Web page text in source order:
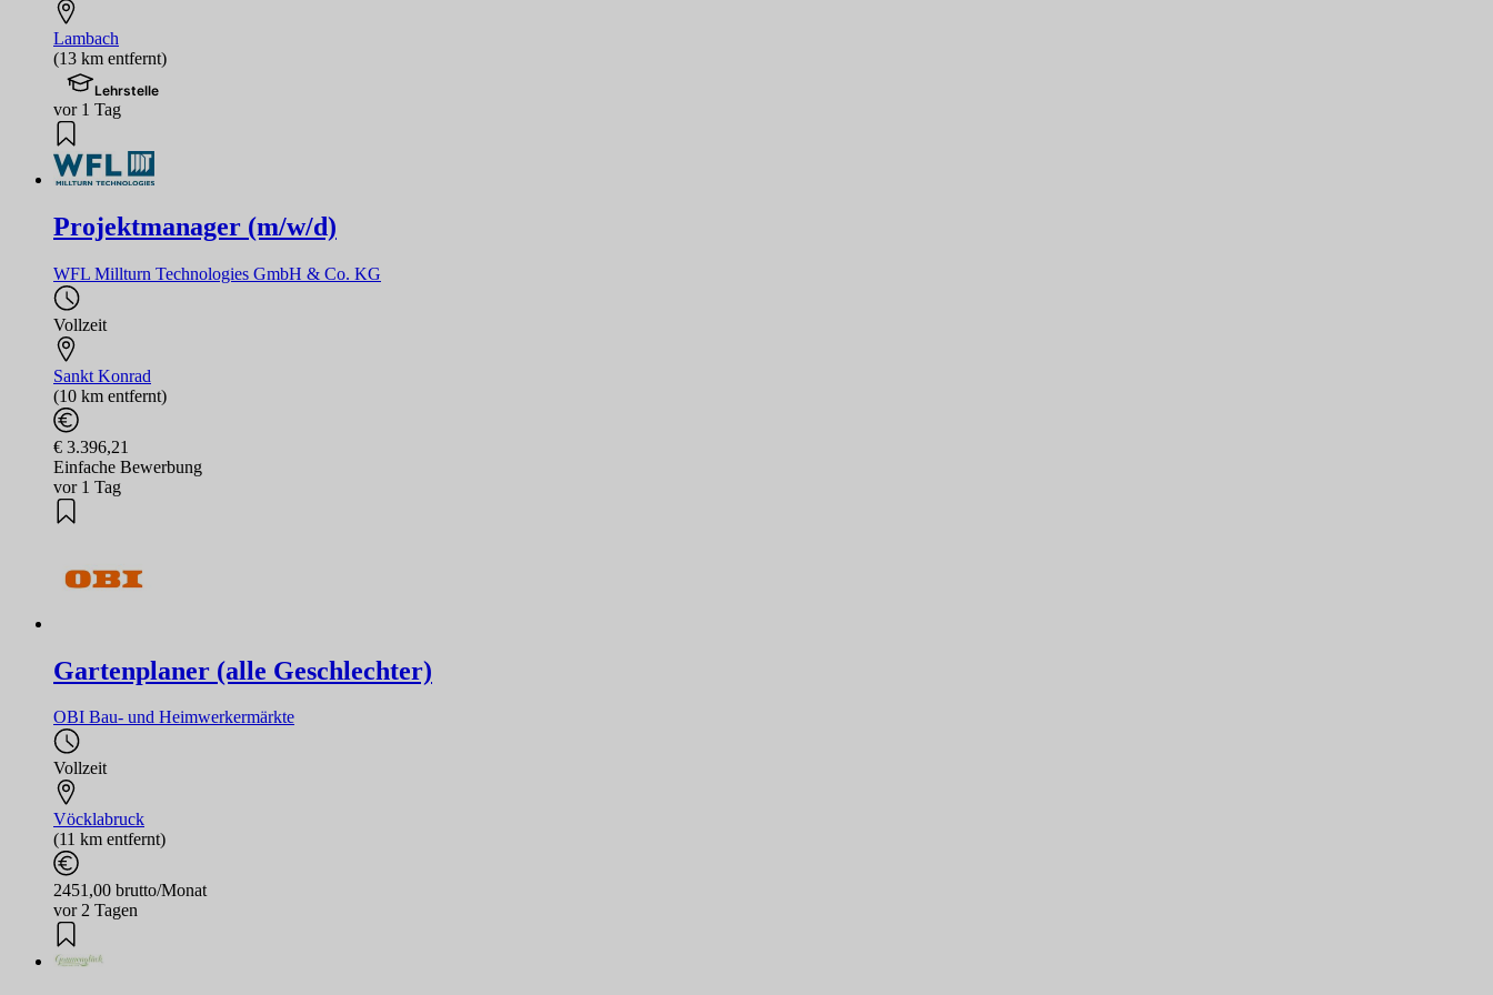
Lambach
(13 km entfernt)
Lehrstelle
vor 1 Tag
Projektmanager (m/w/d)
WFL Millturn Technologies GmbH & Co. KG
Vollzeit
Sankt Konrad
(10 km entfernt)
€ 3.396,21
Einfache Bewerbung
vor 1 Tag
Gartenplaner (alle Geschlechter)
OBI Bau- und Heimwerkermärkte
Vollzeit
Vöcklabruck
(11 km entfernt)
2451,00 brutto/Monat
vor 2 Tagen